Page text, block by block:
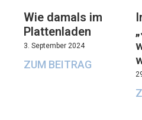
Wie damals im
Plattenladen
3. September 2024
ZUM BEITRAG